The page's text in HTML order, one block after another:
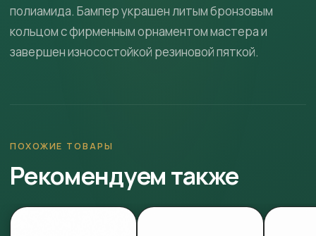
полиамида. Бампер украшен литым бронзовым
кольцом с фирменным орнаментом мастера и
завершен износостойкой резиновой пяткой.
ПОХОЖИЕ ТОВАРЫ
Рекомендуем также